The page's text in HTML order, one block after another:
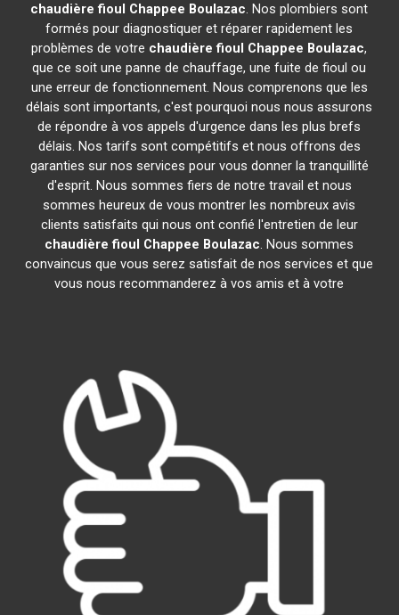
chaudière fioul Chappee Boulazac. Nos plombiers sont
formés pour diagnostiquer et réparer rapidement les
problèmes de votre chaudière fioul Chappee Boulazac,
que ce soit une panne de chauffage, une fuite de fioul ou
une erreur de fonctionnement. Nous comprenons que les
délais sont importants, c'est pourquoi nous nous assurons
de répondre à vos appels d'urgence dans les plus brefs
délais. Nos tarifs sont compétitifs et nous offrons des
garanties sur nos services pour vous donner la tranquillité
d'esprit. Nous sommes fiers de notre travail et nous
sommes heureux de vous montrer les nombreux avis
clients satisfaits qui nous ont confié l'entretien de leur
chaudière fioul Chappee Boulazac. Nous sommes
convaincus que vous serez satisfait de nos services et que
vous nous recommanderez à vos amis et à votre